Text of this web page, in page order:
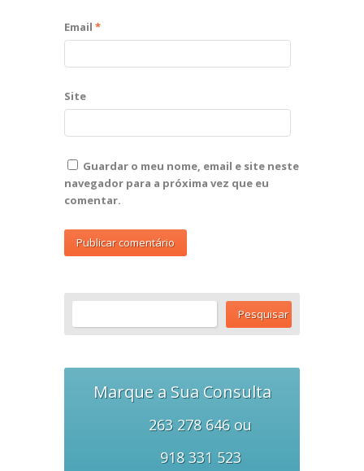
Email *
Site
Guardar o meu nome, email e site neste
navegador para a próxima vez que eu
comentar.
Marque a Sua Consulta
263 278 646 ou
918 331 523